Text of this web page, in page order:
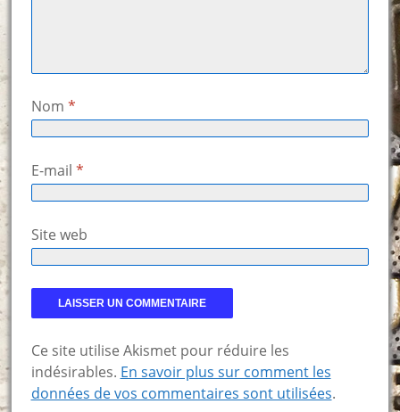
Nom *
E-mail *
Site web
Ce site utilise Akismet pour réduire les
indésirables. En savoir plus sur comment les
données de vos commentaires sont utilisées.